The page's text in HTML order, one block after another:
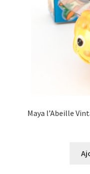
Maya l’Abeille